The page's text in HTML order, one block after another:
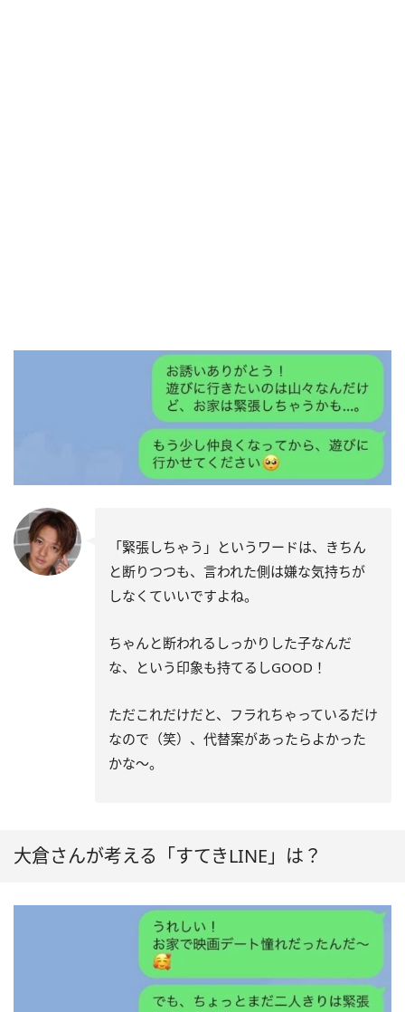
「緊張しちゃう」というワードは、きちん
と断りつつも、言われた側は嫌な気持ちが
しなくていいですよね。
ちゃんと断われるしっかりした子なんだ
な、という印象も持てるしGOOD ！
ただこれだけだと、フラれちゃっているだけ
なので（笑）、代替案があったらよかった
かな～。
大倉さんが考える「すてきLINE」は？